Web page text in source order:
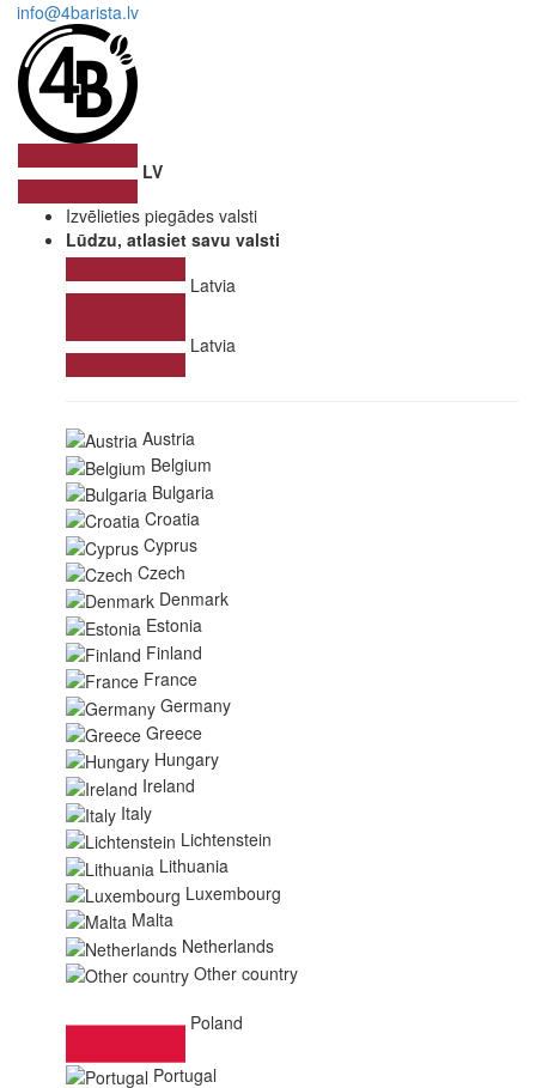
info@4barista.lv
LV
Izvēlieties piegādes valsti
Lūdzu, atlasiet savu valsti
Latvia
Latvia
Austria
Belgium
Bulgaria
Croatia
Cyprus
Czech
Denmark
Estonia
Finland
France
Germany
Greece
Hungary
Ireland
Italy
Lichtenstein
Lithuania
Luxembourg
Malta
Netherlands
Other country
Poland
Portugal